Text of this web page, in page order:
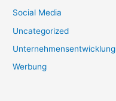
Social Media
Uncategorized
Unternehmensentwicklung
Werbung